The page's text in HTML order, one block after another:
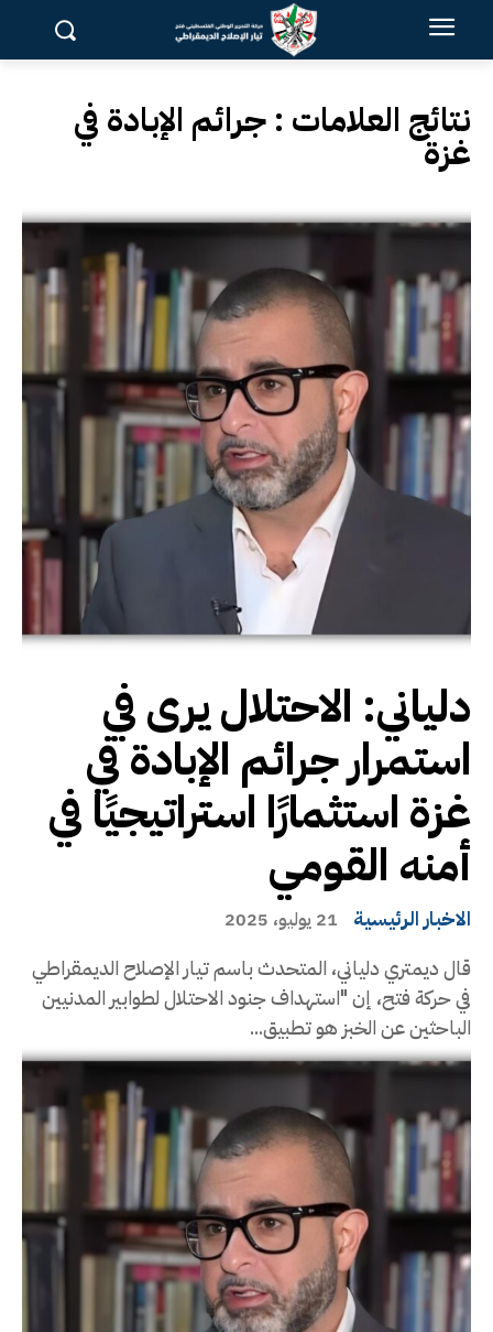
نتائج العلامات : جرائم الإبادة في
غزة
دلياني: الاحتلال يرى في
استمرار جرائم الإبادة في
غزة استثمارًا استراتيجيًا في
أمنه القومي
الاخبار الرئيسية 21 يوليو، 2025
قال ديمتري دلياني، المتحدث باسم تيار الإصلاح الديمقراطي
في حركة فتح، إن "استهداف جنود الاحتلال لطوابير المدنيين
الباحثين عن الخبز هو تطبيق...